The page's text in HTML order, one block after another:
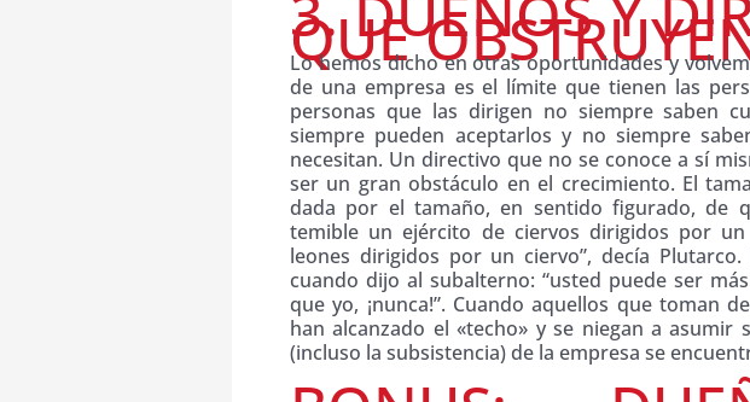
QUE
Lo hemos dicho en otras oportunidades y
de una empresa es el límite que tienen las
personas que las dirigen no siempre saben
siempre pueden aceptarlos y no siempre
necesitan. Un directivo que no se conoce a sí
ser un gran obstáculo en el crecimiento. El
dada por el tamaño, en sentido figurado, de
temible un ejército de ciervos dirigidos por
leones dirigidos por un ciervo”, decía Plutarco.
cuando dijo al subalterno: “usted puede ser
que yo, ¡nunca!”. Cuando aquellos que toman
han alcanzado el «techo» y se niegan a asumir
(incluso la subsistencia) de la empresa se